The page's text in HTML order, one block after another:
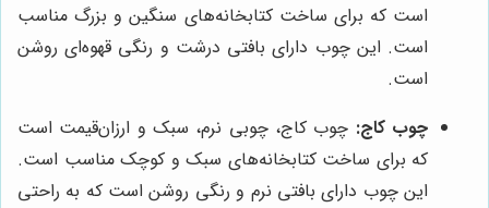
است که برای ساخت کتابخانه‌های سنگین و بزرگ مناسب
است. این چوب دارای بافتی درشت و رنگی قهوه‌ای روشن
است.
چوب کاج: چوب کاج، چوبی نرم، سبک و ارزان‌قیمت است
که برای ساخت کتابخانه‌های سبک و کوچک مناسب است.
این چوب دارای بافتی نرم و رنگی روشن است که به راحتی